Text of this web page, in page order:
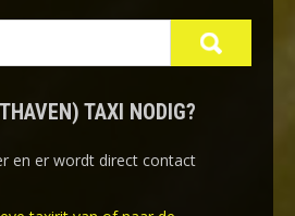
TAXI NODIG?
en er wordt direct contact